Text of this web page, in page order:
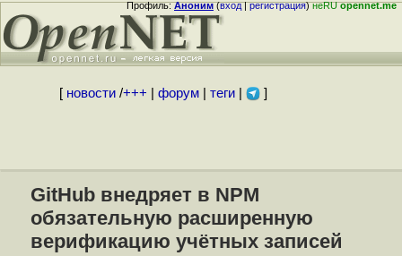
Профиль:Аноним(вход|регистрация)неRUopennet.me
[ новости/+++ форум| теги| ]
GitHub внедряет в NPM
обязательную расширенную
верификацию учётных записей